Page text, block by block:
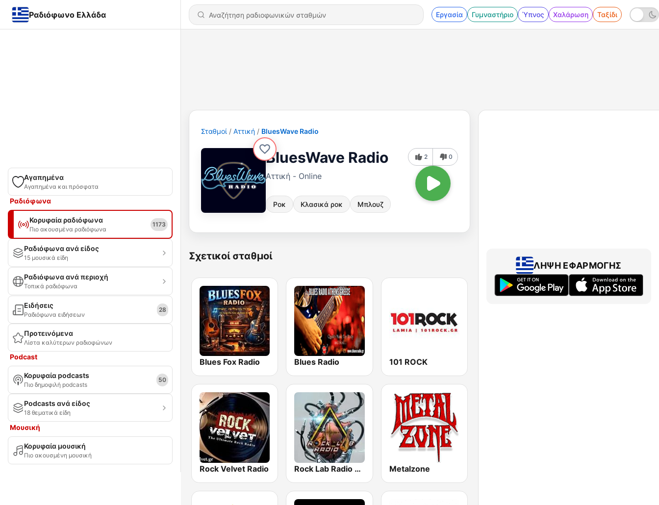
Ραδιόφωνο Ελλάδα Εργασία Γυμναστήριο Ύπνος Χαλάρωση Ταξίδι
Αγαπημένα
Αγαπημένα και πρόσφατα
Ραδιόφωνα
Κορυφαία ραδιόφωνα
Πιο ακουσμένα ραδιόφωνα
1173
Ραδιόφωνα ανά είδος
15 μουσικά είδη
Ραδιόφωνα ανά περιοχή
Τοπικά ραδιόφωνα
Ειδήσεις
Ραδιόφωνα ειδήσεων
28
Προτεινόμενα
Λίστα καλύτερων ραδιοφώνων
Podcast
Κορυφαία podcasts
Πιο δημοφιλή podcasts
50
Podcasts ανά είδος
18 θεματικά είδη
Μουσική
Κορυφαία μουσική
Πιο ακουσμένη μουσική
Σταθμοί Αττική BluesWave Radio
BluesWave Radio
Αττική - Online
Ροκ Κλασικά ροκ Μπλουζ
2 0
Σχετικοί σταθμοί
Blues Fox Radio Blues Radio 101 ROCK
Rock Velvet Radio Rock Lab Radio Ballads Metalzone
ΛΉΨΗ ΕΦΑΡΜΟΓΉΣ